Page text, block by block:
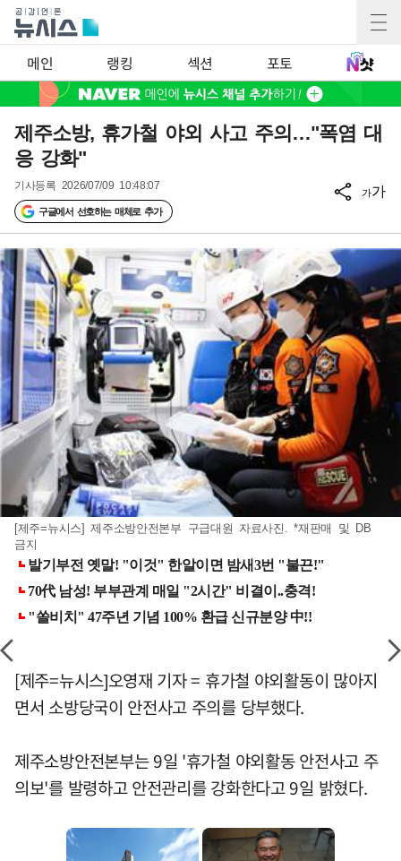
메인 랭킹 섹션 포토
제주소방, 휴가철 야외 사고 주의…"폭염 대
응 강화"
기사등록 2026/07/09 10:48:07
구글에서 선호하는 매체로 추가
가가
[제주=뉴시스] 제주소방안전본부 구급대원 자료사진. *재판매 및 DB
금지
[제주=뉴시스]오영재 기자 = 휴가철 야외활동이 많아지
면서 소방당국이 안전사고 주의를 당부했다.
제주소방안전본부는 9일 '휴가철 야외활동 안전사고 주
의보'를 발령하고 안전관리를 강화한다고 9일 밝혔다.